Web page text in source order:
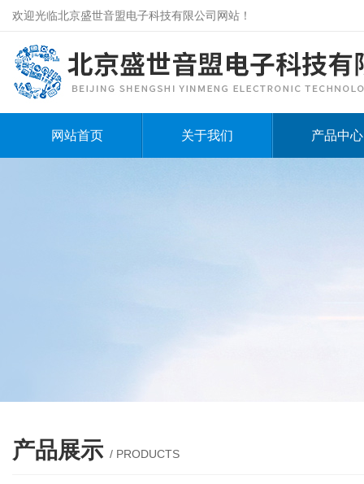
欢迎光临北京盛世音盟电子科技有限公司网站！
网站首页 关于我们 产品中心
产品展示 / PRODUCTS